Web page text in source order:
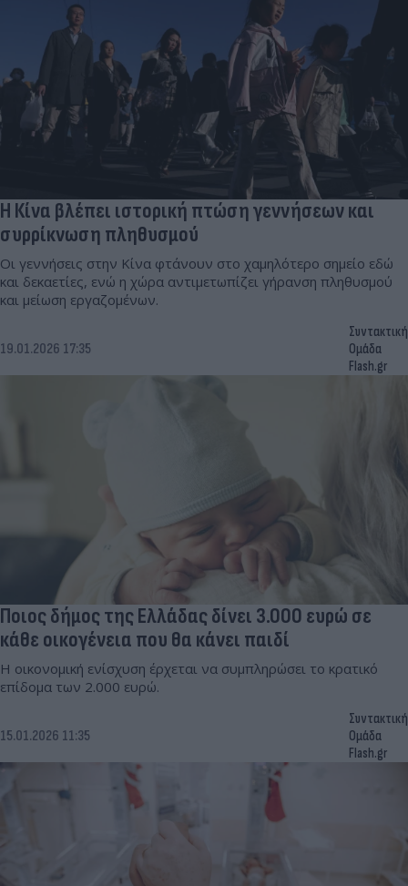
Η Κίνα βλέπει ιστορική πτώση γεννήσεων και
συρρίκνωση πληθυσμού
Oι γεννήσεις στην Κίνα φτάνουν στο χαμηλότερο σημείο εδώ
και δεκαετίες, ενώ η χώρα αντιμετωπίζει γήρανση πληθυσμού
και μείωση εργαζομένων.
19.01.2026 17:35
Συντακτική
Ομάδα
Flash.gr
Ποιος δήμος της Ελλάδας δίνει 3.000 ευρώ σε
κάθε οικογένεια που θα κάνει παιδί
Η οικονομική ενίσχυση έρχεται να συμπληρώσει το κρατικό
επίδομα των 2.000 ευρώ.
15.01.2026 11:35
Συντακτική
Ομάδα
Flash.gr